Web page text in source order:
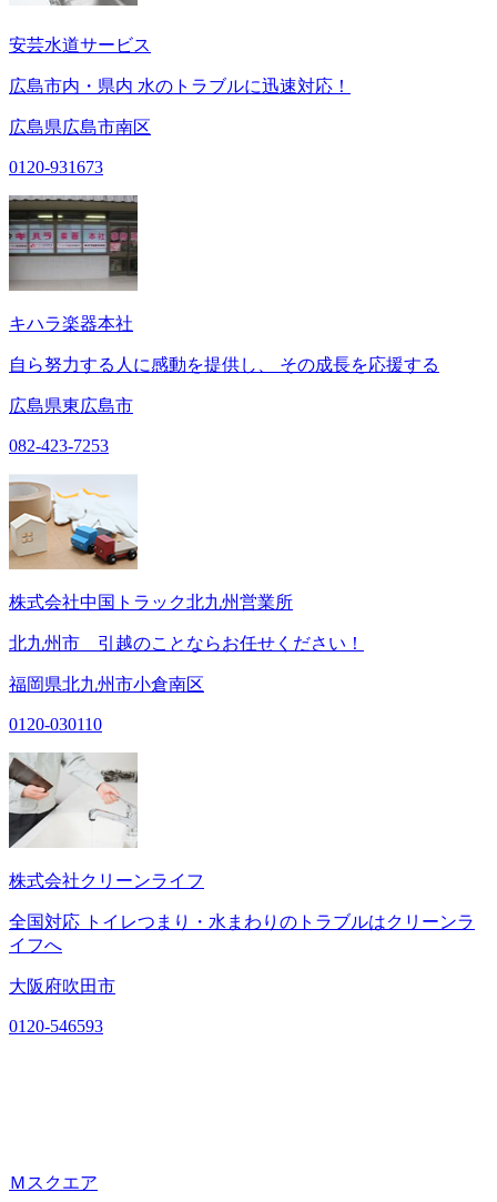
安芸水道サービス
広島市内・県内 水のトラブルに迅速対応！
広島県広島市南区
0120-931673
キハラ楽器本社
自ら努力する人に感動を提供し、 その成長を応援する
広島県東広島市
082-423-7253
株式会社中国トラック北九州営業所
北九州市 引越のことならお任せください！
福岡県北九州市小倉南区
0120-030110
株式会社クリーンライフ
全国対応 トイレつまり・水まわりのトラブルはクリーンラ
イフへ
大阪府吹田市
0120-546593
Ｍスクエア